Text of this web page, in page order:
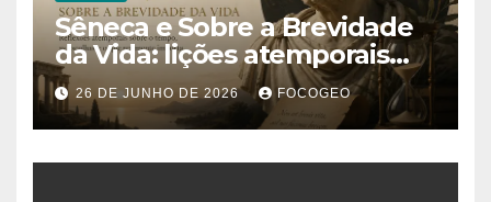
Sêneca e Sobre a Brevidade
da Vida: lições atemporais
sobre o tempo, a felicidade e
o verdadeiro sentido da
existência
26 DE JUNHO DE 2026 FOCOGEO